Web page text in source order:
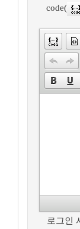
code(
로그인